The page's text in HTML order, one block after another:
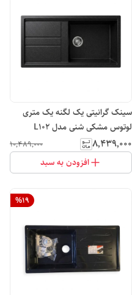
سینک گرانیتی یک لگنه یک متری
لوتوس مشکی شنی مدل L102
۸٬۴۳۹٬۰۰۰ ۱۰٬۴۸۹٬۰۰۰
افزودن به سبد
%19